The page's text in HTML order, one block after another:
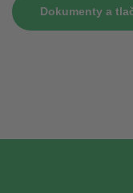
Dokumenty a